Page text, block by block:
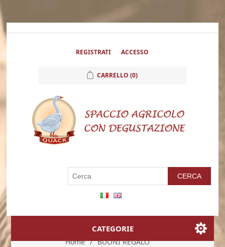
REGISTRATI ACCESSO
CARRELLO (0)
CATEGORIE
Home / BUONI REGALO